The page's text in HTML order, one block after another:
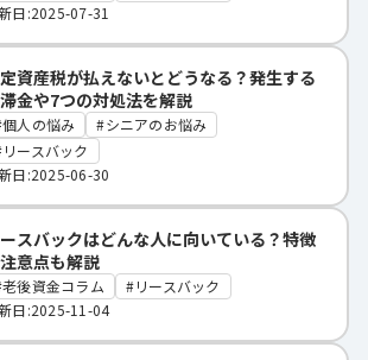
日:2025-07-31
資産税が払えないとどうなる？発生する
金や7つの対処法を解説
個人の悩み
シニアのお悩み
リースバック
日:2025-06-30
スバックはどんな人に向いている？特徴
意点も解説
老後資金コラム
リースバック
日:2025-11-04